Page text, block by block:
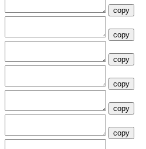
copy
copy
copy
copy
copy
copy